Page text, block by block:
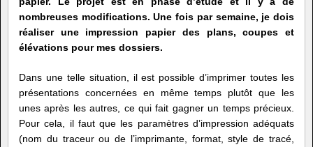
nombreuses modifications. Une fois par semaine, je dois
réaliser une impression papier des plans, coupes et
élévations pour mes dossiers.
Dans une telle situation, il est possible d’imprimer toutes les
présentations concernées en même temps plutôt que les
unes après les autres, ce qui fait gagner un temps précieux.
Pour cela, il faut que les paramètres d’impression adéquats
(nom du traceur ou de l’imprimante, format, style de tracé,